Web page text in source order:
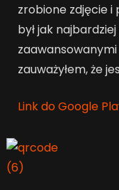
zrobione zdjęcie i
był jak
zauważyłem, że
Link do Google